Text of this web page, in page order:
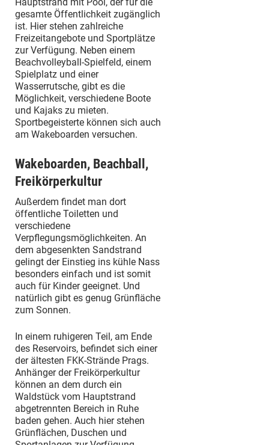
gesamte Öffentlichkeit zugänglich
ist. Hier stehen zahlreiche
Freizeitangebote und Sportplätze
zur Verfügung. Neben einem
Beachvolleyball-Spielfeld, einem
Spielplatz und einer
Wasserrutsche, gibt es die
Möglichkeit, verschiedene Boote
und Kajaks zu mieten.
Sportbegeisterte können sich auch
am Wakeboarden versuchen.
Wakeboarden, Beachball,
Freikörperkultur
Außerdem findet man dort
öffentliche Toiletten und
verschiedene
Verpflegungsmöglichkeiten. An
dem abgesenkten Sandstrand
gelingt der Einstieg ins kühle Nass
besonders einfach und ist somit
auch für Kinder geeignet. Und
natürlich gibt es genug Grünfläche
zum Sonnen.
In einem ruhigeren Teil, am Ende
des Reservoirs, befindet sich einer
der ältesten FKK-Strände Prags.
Anhänger der Freikörperkultur
können an dem durch ein
Waldstück vom Hauptstrand
abgetrennten Bereich in Ruhe
baden gehen. Auch hier stehen
Grünflächen, Duschen und